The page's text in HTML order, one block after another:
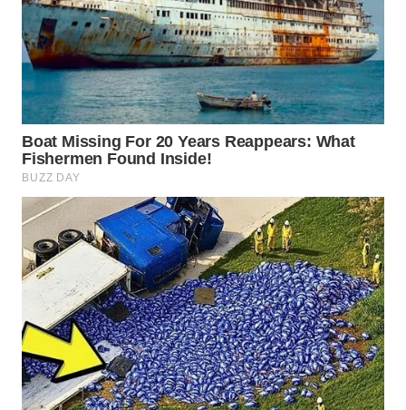
WN
INDRAMAYU
WN
KUNINGAN
WN
MAJALENGKA
WN
SUBANG
WN
SUKABUMI
PURWAKARTA